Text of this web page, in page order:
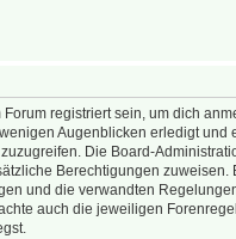
Forum registriert sein, um dich
Augenblicken erledigt und
Die Board-
Berechtigungen zuweisen.
und die verwandten
auch die jeweiligen